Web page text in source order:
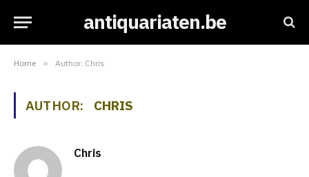
antiquariaten.be
Home » Author: Chris
AUTHOR: CHRIS
Chris